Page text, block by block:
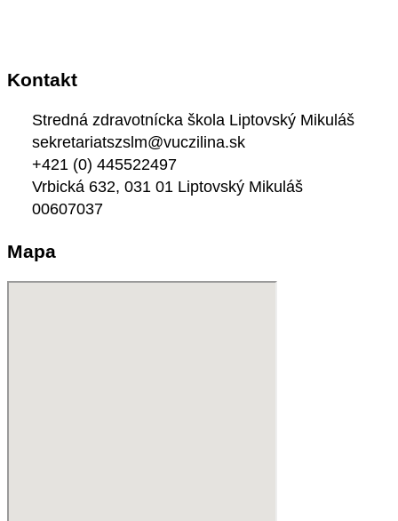
Kontakt
Stredná zdravotnícka škola Liptovský Mikuláš
sekretariatszslm@vuczilina.sk
+421 (0) 445522497
Vrbická 632, 031 01 Liptovský Mikuláš
00607037
Mapa